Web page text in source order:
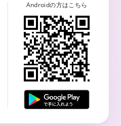
Androidの方はこちら